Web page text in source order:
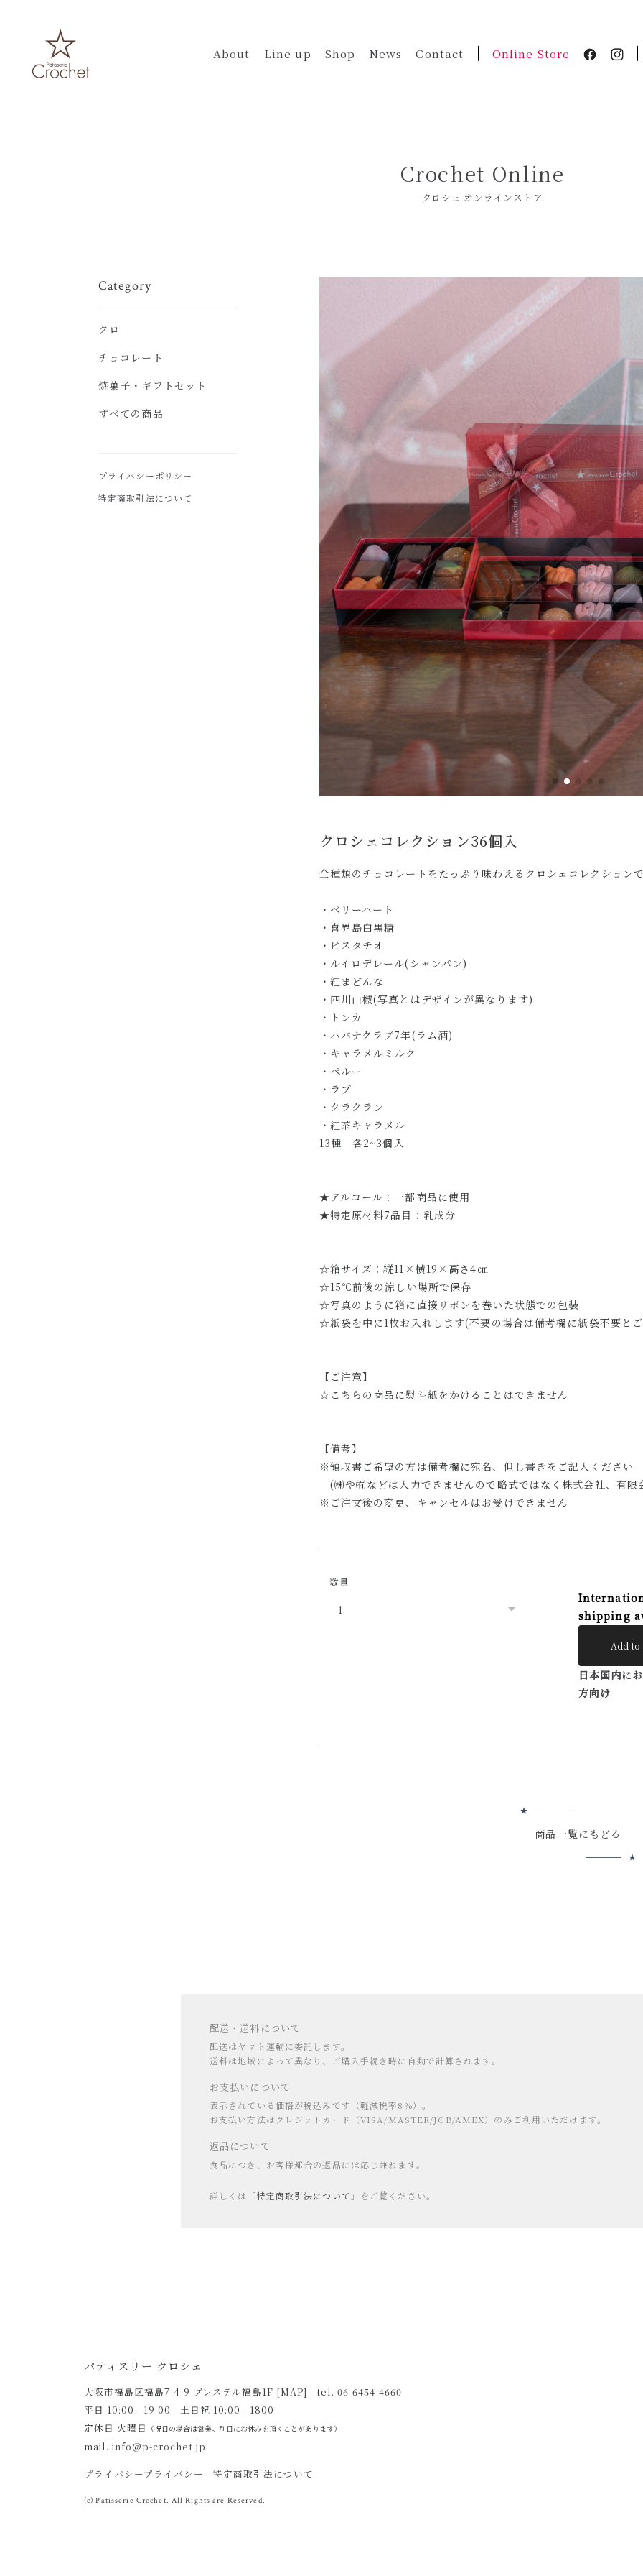
About Line up Shop News Contact Online Store
Crochet Online
クロシェ オンラインストア
Category
クロ
チョコレート
焼菓子・ギフトセット
すべての商品
プライバシーポリシー
特定商取引法について
クロシェコレクション36個入
全種類のチョコレートをたっぷり味わえるクロシェコレクション
・ベリーハート
・喜界島白黒糖
・ピスタチオ
・ルイロデレール(シャンパン)
・紅まどんな
・四川山椒(写真とはデザインが異なります)
・トンカ
・ハバナクラブ7年(ラム酒)
・キャラメルミルク
・ペルー
・ラブ
・クラクラン
・紅茶キャラメル
13種 各2~3個入
★アルコール：一部商品に使用
★特定原材料7品目：乳成分
☆箱サイズ：縦11×横19×高さ4㎝
☆15℃前後の涼しい場所で保存
☆写真のように箱に直接リボンを巻いた状態での包装
☆紙袋を中に1枚お入れします(不要の場合は備考欄に紙袋不要と
【ご注意】
☆こちらの商品に熨斗紙をかけることはできません
【備考】
※領収書ご希望の方は備考欄に宛名、但し書きをご記入ください
(㈱や㈲などは入力できませんので略式ではなく株式会社、有限
※ご注文後の変更、キャンセルはお受けできません
数量
shipping
Add
日本国内に
方向け
商品一覧にもどる
配送・送料について
配送はヤマト運輸に委託します。
送料は地域によって異なり、ご購入手続き時に自動で計算されます。
お支払いについて
表示されている価格が税込みです（軽減税率8%）。
お支払い方法はクレジットカード（VISA/MASTER/JCB/AMEX）のみご利用いただけます。
返品について
食品につき、お客様都合の返品には応じ兼ねます。
詳しくは「特定商取引法について 」をご覧ください。
パティスリー クロシェ
大阪市福島区福島7-4-9 プレステル福島1F [MAP]
tel. 06-6454-4660
平日 10:00 - 19:00
土日祝 10:00 - 1800
定休日 火曜日 （祝日の場合は営業。別日にお休みを頂くことがあります）
mail.info@p-crochet.jp
プライバシープライバシー
特定商取引法について
(c) Patisserie Crochet. All Rights are Reserved.